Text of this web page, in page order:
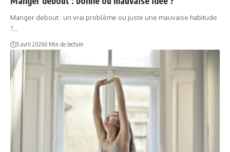
Manger debout : un vrai problème ou juste une mauvaise habitude
?…
5 avril 20266 Min de lecture